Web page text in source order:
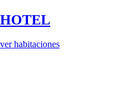
HOTEL
ver habitaciones